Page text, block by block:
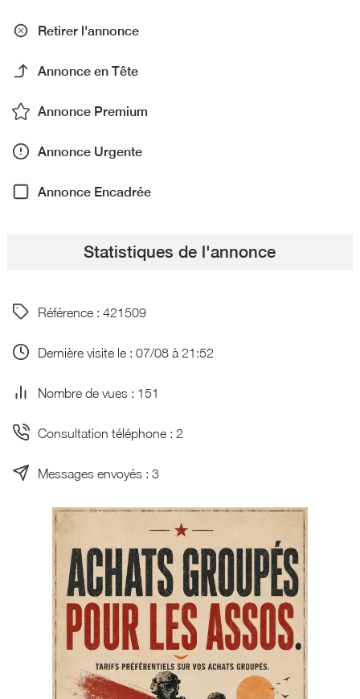
Retirer l'annonce
Annonce en Tête
Annonce Premium
Annonce Urgente
Annonce Encadrée
Statistiques de l'annonce
Référence : 421509
Dernière visite le : 07/08 à 21:52
Nombre de vues : 151
Consultation téléphone : 2
Messages envoyés : 3